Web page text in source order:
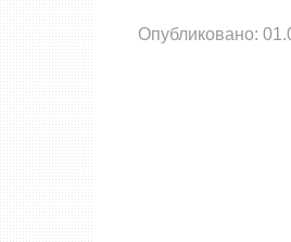
Опубликовано: